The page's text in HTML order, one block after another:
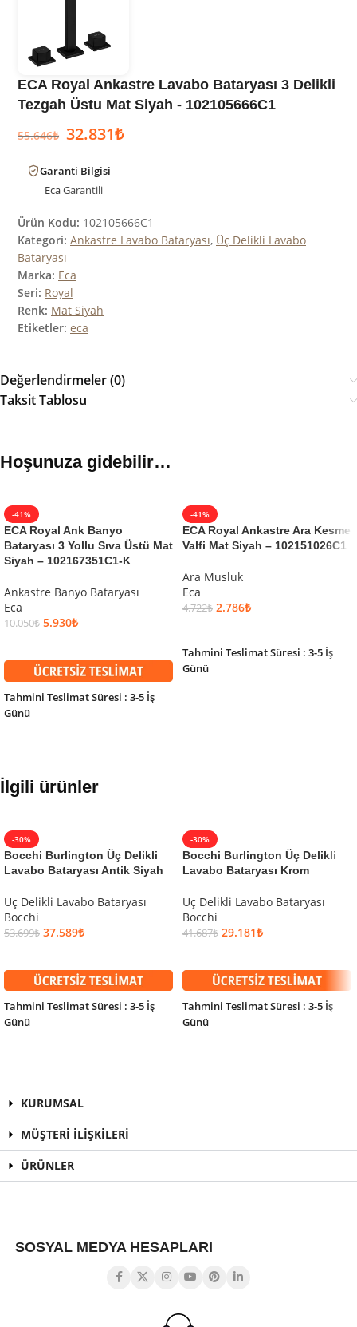
ECA Royal Ankastre Lavabo Bataryası 3 Delikli
Tezgah Üstu Mat Siyah - 102105666C1
55.646₺ 32.831₺
Garanti Bilgisi
EcaGarantili
Ürün Kodu: 102105666C1
Kategori: Ankastre Lavabo Bataryası, Üç Delikli Lavabo
Bataryası
Marka: Eca
Seri: Royal
Renk: Mat Siyah
Etiketler: eca
Değerlendirmeler (0)
Taksit Tablosu
Hoşunuza gidebilir…
-41%
ECA Royal Ank Banyo
Bataryası 3 Yollu Sıva Üstü Mat
Siyah – 102167351C1-K
Ankastre Banyo Bataryası
Eca
10.050₺ 5.930₺
Tahmini Teslimat Süresi : 3-5 İş
Günü
-41%
ECA Royal Ankastre Ara Kesme
Valfi Mat Siyah – 102151026C1
Ara Musluk
Eca
4.722₺ 2.786₺
Tahmini Teslimat Süresi : 3-5 İş
Günü
İlgili ürünler
-30%
Bocchi Burlington Üç Delikli
Lavabo Bataryası Antik Siyah
Üç Delikli Lavabo Bataryası
Bocchi
53.699₺ 37.589₺
Tahmini Teslimat Süresi : 3-5 İş
Günü
-30%
Bocchi Burlington Üç Delikli
Lavabo Bataryası Krom
Üç Delikli Lavabo Bataryası
Bocchi
41.687₺ 29.181₺
Tahmini Teslimat Süresi : 3-5 İş
Günü
KURUMSAL
MÜŞTERİ İLİŞKİLERİ
ÜRÜNLER
SOSYAL MEDYA HESAPLARI